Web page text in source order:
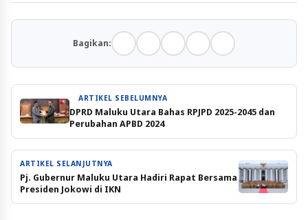
Bagikan:
ARTIKEL SEBELUMNYA
DPRD Maluku Utara Bahas RPJPD 2025-2045 dan
Perubahan APBD 2024
ARTIKEL SELANJUTNYA
Pj. Gubernur Maluku Utara Hadiri Rapat Bersama
Presiden Jokowi di IKN